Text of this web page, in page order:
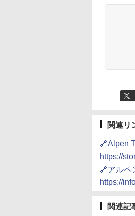
関連リ
🔗Alpen
https://
🔗アルペ
https://
関連記